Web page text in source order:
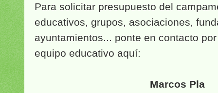
Para solicitar presupuesto del
educativos, grupos, asociaciones,
ayuntamientos... ponte en contacto
equipo educativo aquí:
Marcos Pla